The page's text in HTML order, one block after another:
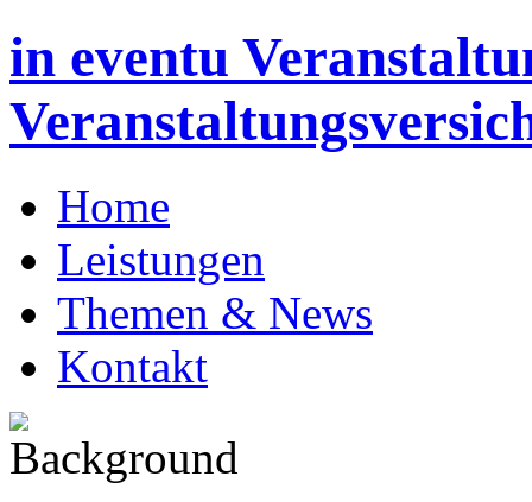
in eventu
Home
Leistungen
Themen & News
Kontakt